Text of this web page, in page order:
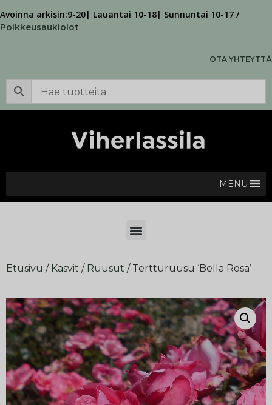
Avoinna arkisin:9-20| Lauantai 10-18| Sunnuntai 10-17 /
Poikkeusaukiolot
OTA YHTEYTTÄ
MENU
Etusivu / Kasvit / Ruusut / Tertturuusu ‘Bella Rosa’